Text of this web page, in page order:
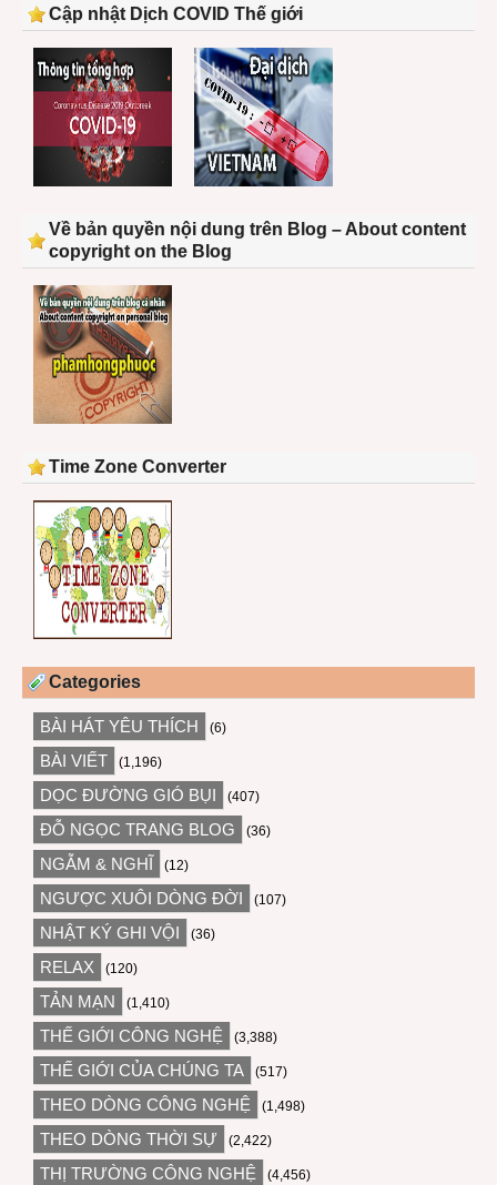
Cập nhật Dịch COVID Thế giới
Về bản quyền nội dung trên Blog – About content
copyright on the Blog
Time Zone Converter
Categories
BÀI HÁT YÊU THÍCH (6)
BÀI VIẾT (1,196)
DỌC ĐƯỜNG GIÓ BỤI (407)
ĐỖ NGỌC TRANG BLOG (36)
NGẪM & NGHĨ (12)
NGƯỢC XUÔI DÒNG ĐỜI (107)
NHẬT KÝ GHI VỘI (36)
RELAX (120)
TẢN MẠN (1,410)
THẾ GIỚI CÔNG NGHỆ (3,388)
THẾ GIỚI CỦA CHÚNG TA (517)
THEO DÒNG CÔNG NGHỆ (1,498)
THEO DÒNG THỜI SỰ (2,422)
THỊ TRƯỜNG CÔNG NGHỆ (4,456)